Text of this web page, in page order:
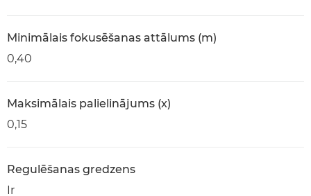
Minimālais fokusēšanas attālums (m)
0,40
Maksimālais palielinājums (x)
0,15
Regulēšanas gredzens
Ir